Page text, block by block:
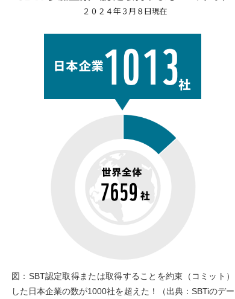
図：SBT認定取得または取得することを約束（コミット）
した日本企業の数が1000社を超えた！（出典：SBTiのデー